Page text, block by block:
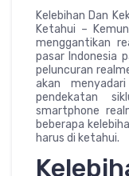
Kelebihan Dan
Ketahui –
menggantikan
pasar Indonesia
peluncuran
akan
pendekatan
smartphone
beberapa
harus di ketahui.